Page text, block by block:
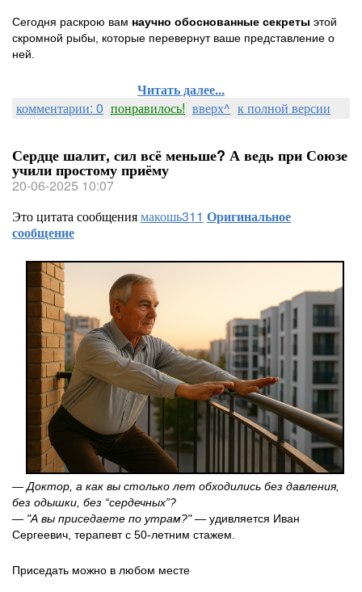
Сегодня раскрою вам научно обоснованные секреты этой
скромной рыбы, которые перевернут ваше представление о
ней.
Читать далее...
комментарии: 0 понравилось! вверх^ к полной версии
Сердце шалит, сил всё меньше? А ведь при Союзе
учили простому приёму
20-06-2025 10:07
Это цитата сообщениямакошь311 Оригинальное
сообщение
— Доктор, а как вы столько лет обходились без давления,
без одышки, без “сердечных”?
— "А вы приседаете по утрам?"— удивляется Иван
Сергеевич, терапевт с 50-летним стажем.
Приседать можно в любом месте